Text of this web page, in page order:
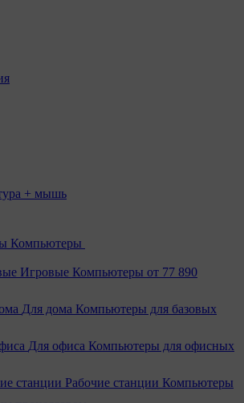
+ мышь
Компьютеры
Игровые Компьютеры от 77 890
Для дома Компьютеры для базовых
Для офиса Компьютеры для офисных
Рабочие станции Компьютеры